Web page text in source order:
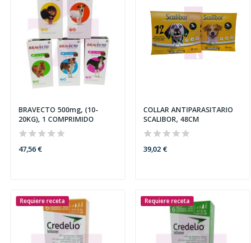
BRAVECTO 500mg, (10-
20KG), 1 COMPRIMIDO
47,56 €
COLLAR ANTIPARASITARIO
SCALIBOR, 48CM
39,02 €
Requiere receta Requiere receta